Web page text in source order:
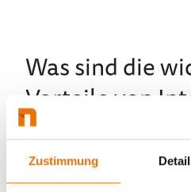
Zustimmung
Was sind die
Vorteile von
Document
Der Einsatz von